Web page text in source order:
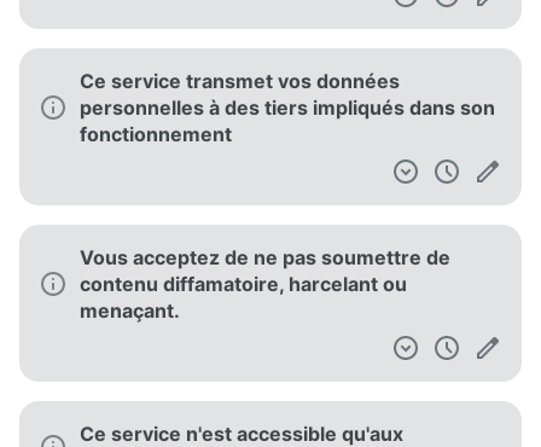
Ce service transmet vos données
personnelles à des tiers impliqués dans son
fonctionnement
Vous acceptez de ne pas soumettre de
contenu diffamatoire, harcelant ou
menaçant.
Ce service n'est accessible qu'aux